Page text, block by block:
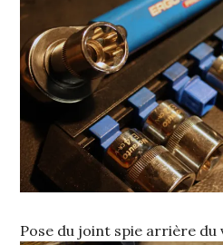
Pose du joint spie arrière du